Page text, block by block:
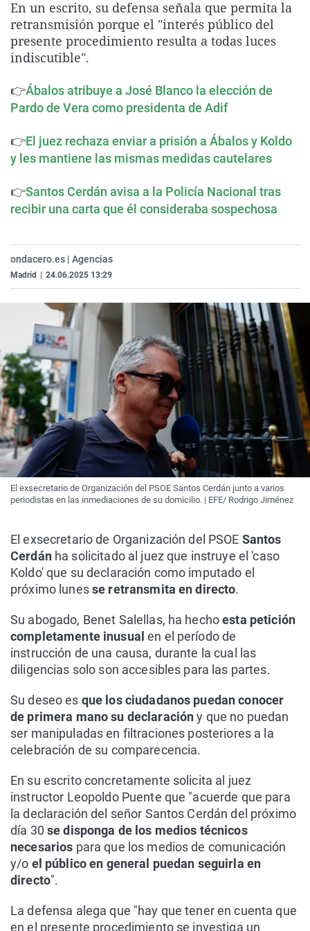
La rosa de los vientos
Gente viajera
Caso
Retornados
Operación Viuda
Extremadura
Galicia
Navarra
País Vasco
Virales
Televisión
En un escrito, su defensa señala que permita la
retransmisión porque el "interés público del
presente procedimiento resulta a todas luces
indiscutible".
👉Ábalos atribuye a José Blanco la elección de
Pardo de Vera como presidenta de Adif
👉El juez rechaza enviar a prisión a Ábalos y Koldo
y les mantiene las mismas medidas cautelares
👉Santos Cerdán avisa a la Policía Nacional tras
recibir una carta que él consideraba sospechosa
ondacero.es | Agencias
Madrid 24.06.2025 13:29
El exsecretario de Organización del PSOE Santos Cerdán junto a varios
periodistas en las inmediaciones de su domicilio. | EFE/ Rodrigo Jiménez
El exsecretario de Organización del PSOE Santos
Cerdán ha solicitado al juez que instruye el 'caso
Koldo' que su declaración como imputado el
próximo lunesse retransmita en directo.
Su abogado, Benet Salellas, ha hechoesta petición
completamente inusual en el período de
instrucción de una causa, durante la cual las
diligencias solo son accesibles para las partes.
Su deseo es que los ciudadanos puedan conocer
de primera mano su declaracióny que no puedan
ser manipuladas en filtraciones posteriores a la
celebración de su comparecencia.
En su escrito concretamente solicita al juez
instructor Leopoldo Puente que "acuerde que para
la declaración del señor Santos Cerdán del próximo
día 30 se disponga de los medios técnicos
necesarios para que los medios de comunicación
y/o el público en general puedan seguirla en
directo".
La defensa alega que "hay que tener en cuenta que
en el presente procedimiento se investiga un